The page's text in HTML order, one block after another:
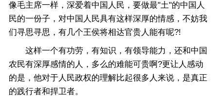
像毛主席一样，深爱着中国人民，要做最"土"的中国人
民的一份子，对中国人民具有这样深厚的情感，不妨我
们寻思寻思，有几个王侯将相达官贵人能有呢?!
这样一个有功劳，有知识，有领导能力，还和中国
农民有深厚感情的人，多么的难能可贵啊?更让人感动
的是，他对于人民政权的理解比起很多人来说，是真正
的践行者和捍卫者。